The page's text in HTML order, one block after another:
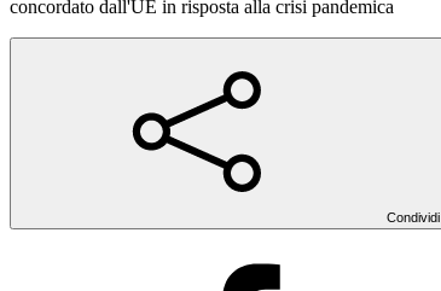
concordato dall'UE in risposta alla crisi pandemica
Condividi